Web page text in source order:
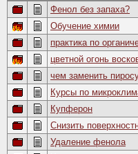
Фенол без запаха?
Обучение химии
практика по
цветной огонь
чем заменить
Курсы по
Купферон
Снизить
Удаление фенола